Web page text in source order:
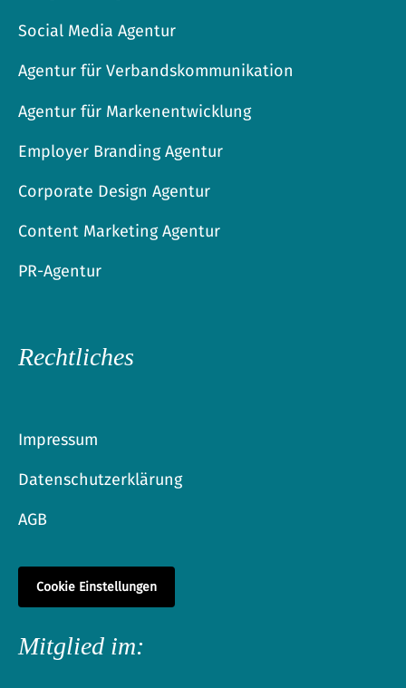
Social Media Agentur
Agentur für Verbandskommunikation
Agentur für Markenentwicklung
Employer Branding Agentur
Corporate Design Agentur
Content Marketing Agentur
PR-Agentur
Rechtliches
Impressum
Datenschutzerklärung
AGB
Cookie Einstellungen
Mitglied im: